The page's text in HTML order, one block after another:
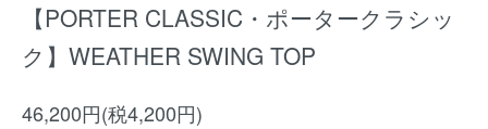
【PORTER CLASSIC・ポータークラシッ
ク】WEATHER SWING TOP
46,200円(税4,200円)